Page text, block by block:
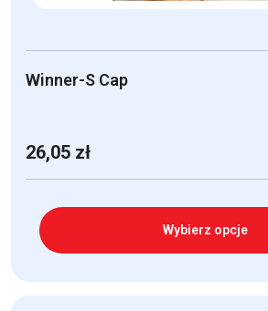
Winner-S Cap
26,05 zł
Wybierz opcje